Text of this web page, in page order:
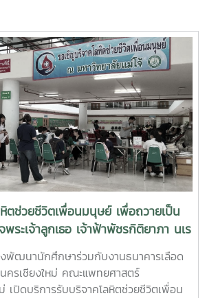
ตช่วยชีวิตเพื่อนมนุษย์ เพื่อถวายเป็น
ระเจ้าลูกเธอ เจ้าฟ้าพัชรกิติยาภา นเร
หลวงราช สาริณีสิริพัชร มหาวัชรราช
.69)
นานักศึกษาร่วมกับงานธนาคารเลือด
ครเชียงใหม่ คณะแพทยศาสตร์
เปิดบริการรับบริจาคโลหิตช่วยชีวิตเพื่อน